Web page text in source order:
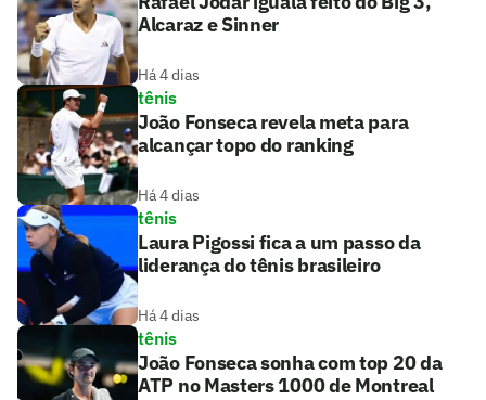
Alcaraz e Sinner
Há 4 dias
tênis
João Fonseca revela meta para
alcançar topo do ranking
Há 4 dias
tênis
Laura Pigossi fica a um passo da
liderança do tênis brasileiro
Há 4 dias
tênis
João Fonseca sonha com top 20 da
ATP no Masters 1000 de Montreal